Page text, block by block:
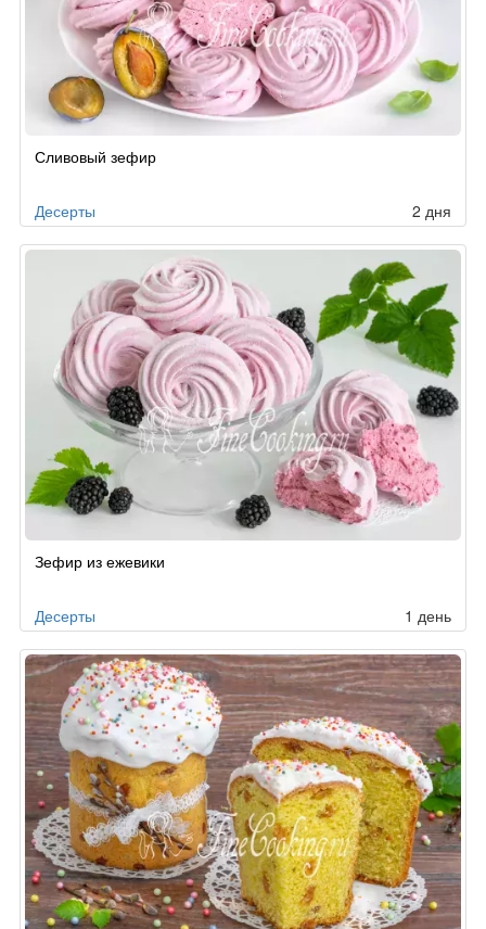
Сливовый зефир
Десерты 2 дня
Зефир из ежевики
Десерты 1 день